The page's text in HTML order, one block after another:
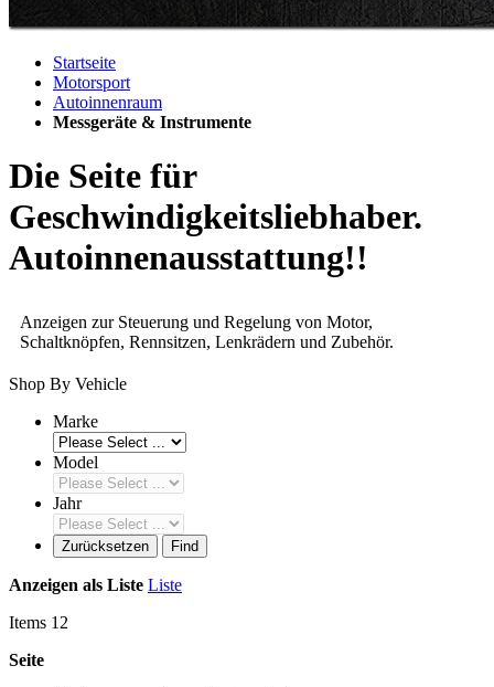
Startseite
Motorsport
Autoinnenraum
Messgeräte & Instrumente
Die Seite für
Geschwindigkeitsliebhaber.
Autoinnenausstattung!!
Anzeigen zur Steuerung und Regelung von Motor,
Schaltknöpfen, Rennsitzen, Lenkrädern und Zubehör.
Shop By Vehicle
Marke
Model
Jahr
Zurücksetzen Find
Anzeigen als Liste Liste
Items 12
Seite